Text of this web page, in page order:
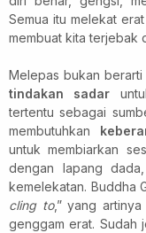
Semua itu melekat
membuat kita terjebak
Melepas bukan berarti
tindakan sadar
tertentusebagai
membutuhkan
untuk membiarkan
dengan lapang
kemelekatan. Buddha
cling to,”yang artinya
genggam erat. Sudah